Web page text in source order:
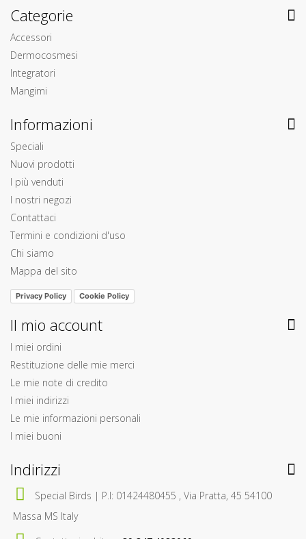
Categorie
Accessori
Dermocosmesi
Integratori
Mangimi
Informazioni
Speciali
Nuovi prodotti
I più venduti
I nostri negozi
Contattaci
Termini e condizioni d'uso
Chi siamo
Mappa del sito
Privacy Policy Cookie Policy
Il mio account
I miei ordini
Restituzione delle mie merci
Le mie note di credito
I miei indirizzi
Le mie informazioni personali
I miei buoni
Indirizzi
Special Birds | P.I: 01424480455 , Via Pratta, 45 54100
Massa MS Italy